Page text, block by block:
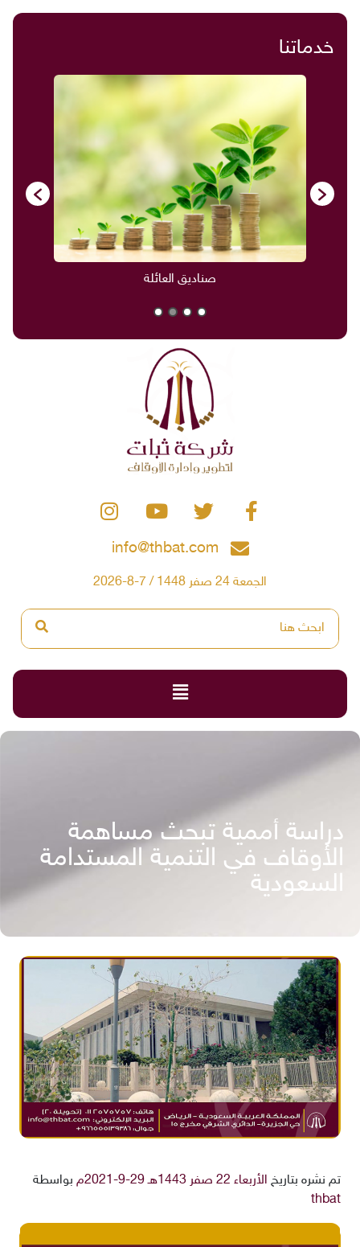
خدماتنا
صناديق العائلة
info@thbat.com
الجمعة 24 صفر 1448 / 7-8-2026
دراسة أممية تبحث مساهمة
الأوقاف في التنمية المستدامة
السعودية
تم نشره بتاريخ الأربعاء 22 صفر 1443هـ 29-9-2021م
بواسطة
thbat